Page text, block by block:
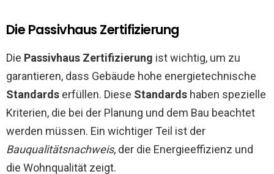
Die Passivhaus Zertifizierung
Die Passivhaus Zertifizierung ist wichtig, um zu
garantieren, dass Gebäude hohe energietechnische
Standards erfüllen. Diese Standards haben spezielle
Kriterien, die bei der Planung und dem Bau beachtet
werden müssen. Ein wichtiger Teil ist der
Bauqualitätsnachweis, der die Energieeffizienz und
die Wohnqualität zeigt.